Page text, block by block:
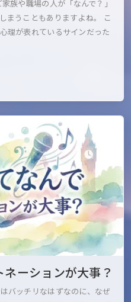
族や職場の人が「なんで？」
まうこともありますよね。 こ
理が表れているサインだった
ーションが大事？
バッチリなはずなのに、なぜ